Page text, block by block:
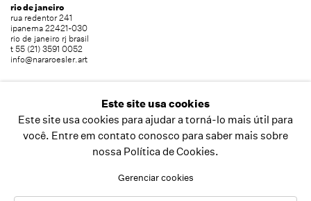
rio de janeiro
rua redentor 241
ipanema 22421-030
rio de janeiro rj brasil
t 55 (21) 3591 0052
info@nararoesler.art
jardim europa 01449-001
são paulo sp brasil
t 55 (11) 2039 5454
info@nararoesler.art
site produzido por artlogic
Este site usa cookies
Este site usa cookies para ajudar a torná-lo mais útil para
você. Entre em contato conosco para saber mais sobre
nossa Política de Cookies.
Gerenciar cookies